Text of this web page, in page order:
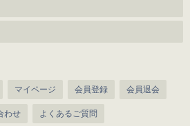
マイページ 会員登録 会員退会
わせ よくあるご質問